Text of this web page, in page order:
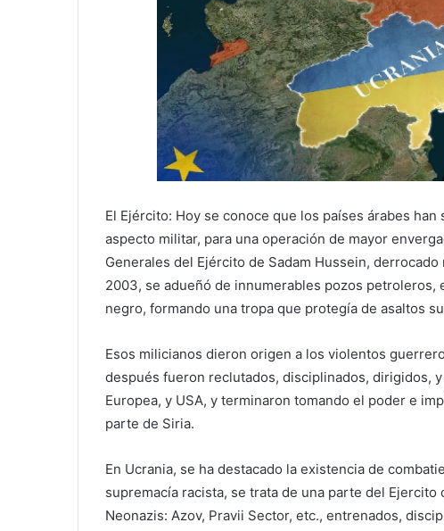
El Ejército: Hoy se conoce que los países árabes
aspecto militar, para una operación de mayor
Generales del Ejército de Sadam Hussein,
2003, se adueñó de innumerables pozos
negro, formando una tropa que protegía de asaltos
Esos milicianos dieron origen a los violentos
después fueron reclutados, disciplinados, dirigidos,
Europea, y USA, y terminaron tomando el poder e
parte de Siria.
En Ucrania, se ha destacado la existencia de
supremacía racista, se trata de una parte del
Neonazis: Azov, Pravii Sector, etc., entrenados,